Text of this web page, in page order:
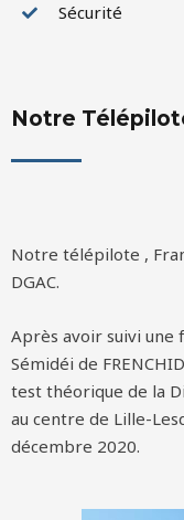
Sécurité
Notre
Notre télépilote ,
DGAC.
Après avoir suivi une
Sémidéi de
test théorique de la
au centre de Lille-
décembre 2020.